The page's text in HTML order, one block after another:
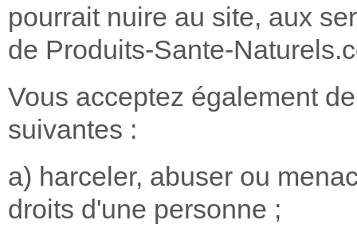
pourrait nuire au site, aux
de Produits-Sante-
Vous acceptez également
suivantes :
a) harceler, abuser ou
droits d'une personne ;